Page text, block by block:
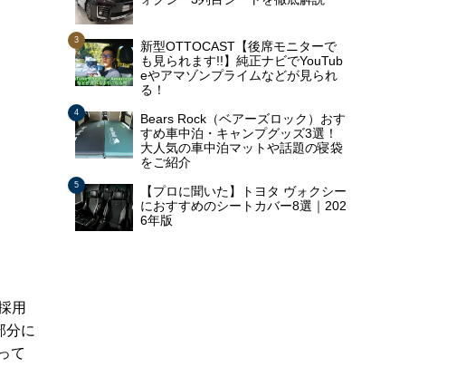
用
分に
て
新型OTTOCAST【後席モニターで
も見られます!!】純正ナビでYouTub
eやアマゾンプライムなどが見られ
る！
Bears Rock（ベアーズロック）おす
すめ車中泊・キャンプグッズ3選！
大人気の車中泊マットや話題の寝袋
をご紹介
【プロに聞いた】トヨタ ヴォクシー
におすすめのシートカバー8選｜202
6年版